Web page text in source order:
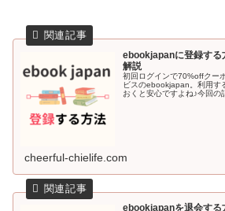
ebookjapanに登録する
解説
初回ログインで70%offクー
ビスのebookjapan。利用す
おくと安心ですよね♪今回の
cheerful-chielife.com
ebookjapanを退会する